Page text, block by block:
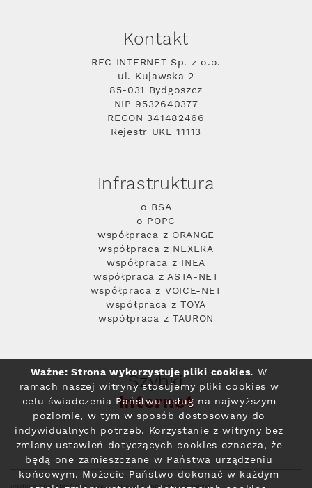
Kontakt
RFC INTERNET Sp. z o.o.
ul. Kujawska 2
85-031 Bydgoszcz
NIP 9532640377
REGON 341482466
Rejestr UKE 11113
Infrastruktura
o BSA
o POPC
współpraca z ORANGE
współpraca z NEXERA
współpraca z INEA
współpraca z ASTA-NET
współpraca z VOICE-NET
współpraca z TOYA
współpraca z TAURON
Szybki
Internet
Ważne: Strona wykorzystuje pliki cookies. W
ramach naszej witryny stosujemy pliki cookies w
celu świadczenia Państwu usług na najwyższym
poziomie, w tym w sposób dostosowany do
indywidualnych potrzeb. Korzystanie z witryny bez
zmiany ustawień dotyczących cookies oznacza, że
będą one zamieszczane w Państwa urządzeniu
końcowym. Możecie Państwo dokonać w każdym